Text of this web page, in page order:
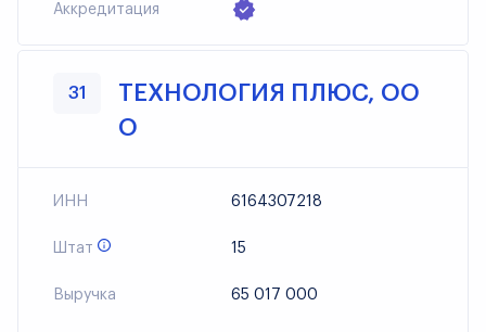
Аккредитация
31
ТЕХНОЛОГИЯ ПЛЮС, ОО
О
ИНН 6164307218
Штат 15
Выручка 65 017 000